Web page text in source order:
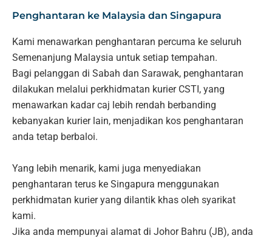
Penghantaran ke Malaysia dan Singapura
Kami menawarkan penghantaran percuma ke seluruh
Semenanjung Malaysia untuk setiap tempahan.
Bagi pelanggan di Sabah dan Sarawak, penghantaran
dilakukan melalui perkhidmatan kurier CSTI, yang
menawarkan kadar caj lebih rendah berbanding
kebanyakan kurier lain, menjadikan kos penghantaran
anda tetap berbaloi.
Yang lebih menarik, kami juga menyediakan
penghantaran terus ke Singapura menggunakan
perkhidmatan kurier yang dilantik khas oleh syarikat
kami.
Jika anda mempunyai alamat di Johor Bahru (JB), anda